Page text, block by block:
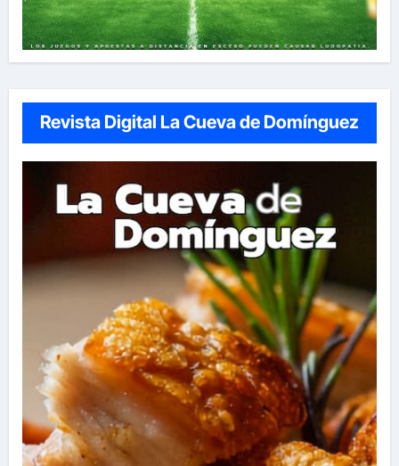
Revista Digital La Cueva de Domínguez